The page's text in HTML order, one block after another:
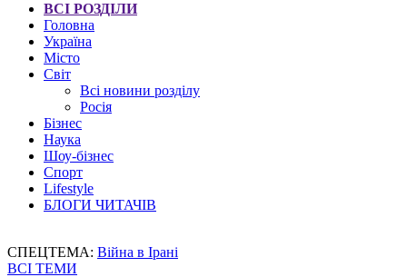
ВСІ РОЗДІЛИ
Головна
Україна
Місто
Світ
Всі новини розділу
Росія
Бізнес
Наука
Шоу-бізнес
Спорт
Lifestyle
БЛОГИ ЧИТАЧІВ
СПЕЦТЕМА: Війна в Ірані
ВСІ ТЕМИ